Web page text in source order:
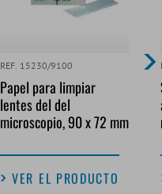
REF. 15230/9100
Papel para limpiar
lentes del del
microscopio, 90 x 72 mm
VER EL PRODUCTO